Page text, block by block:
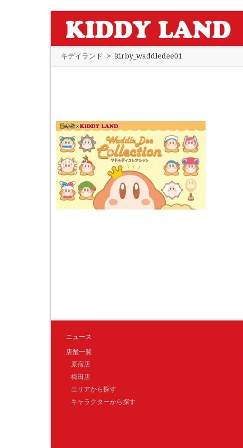
キデイランド > kirby_waddledee01
ニュース
店舗一覧
原宿店
梅田店
エリアから探す
キャラクターから探す